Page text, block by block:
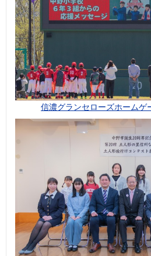
信濃グランセローズホームゲ